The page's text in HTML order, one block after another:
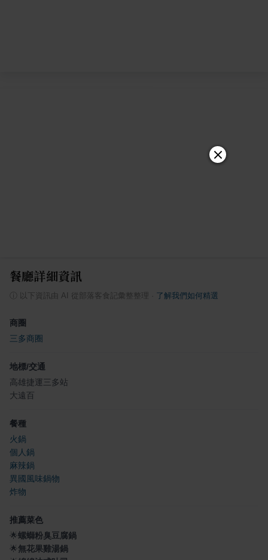
餐廳詳細資訊
ⓘ 以下資訊由 AI 從部落客食記彙整整理 了解我們如何精選
商圈
三多商圈
地標/交通
高雄捷運三多站
大遠百
餐種
火鍋
個人鍋
麻辣鍋
異國風味鍋物
炸物
推薦菜色
🌟螺螄粉臭豆腐鍋
🌟無花果雞湯鍋